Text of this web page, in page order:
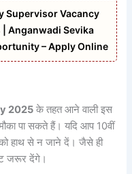
Supervisor Vacancy
Anganwadi Sevika
– Apply Online
2025 के तहत आने वाली इस
पा सकते हैं। यदि आप 10वीं
को हाथ से न जाने दें। जैसे ही
जरूर देंगे।